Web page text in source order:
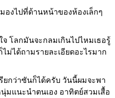
งไปที่ด้านหน้าของห้องเล็กๆ
โลกมันจะกลมเกินไปไหมเธอรู้
ม่ได้ถามรายละเอียดอะไรมาก
กว่าซันก็ได้ครับ วันนี้ผมจะพา
มแนะนำตนเอง อาทิตย์สวมเสื้อ